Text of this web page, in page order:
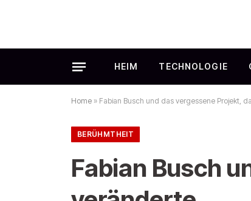
HEIM TECHNOLOGIE
Home » Fabian Busch und das vergessene Projekt,
BERÜHMTHEIT
Fabian Busch